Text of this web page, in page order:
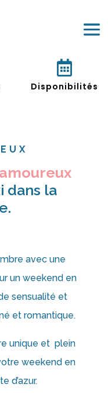

Disponibilités
dans la
avec une
un weekend en
sensualité et
et romantique.
unique et plein
weekend en
d’azur.